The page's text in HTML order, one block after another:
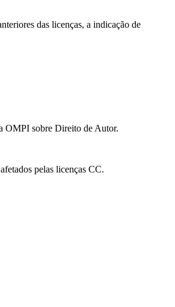
das licenças, a indicação de
OMPI sobre Direito de Autor.
pelas licenças CC.